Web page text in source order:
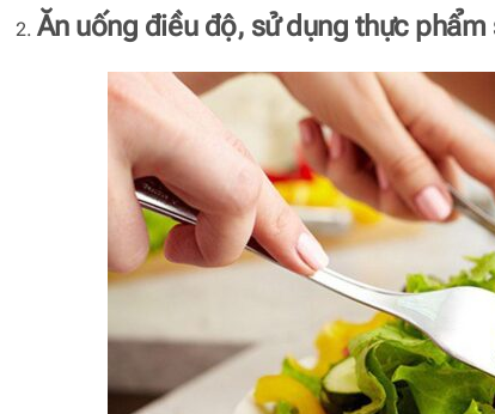
Ăn uống điều độ, sử dụng thực phẩm